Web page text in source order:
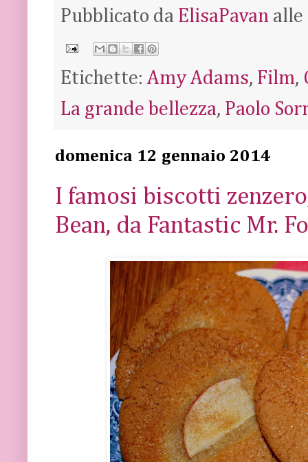
Pubblicato da ElisaPavan alle
Etichette:Amy Adams, Film,
La grande bellezza, Paolo
domenica 12 gennaio 2014
I famosi biscotti
Bean, da Fantastic Mr.